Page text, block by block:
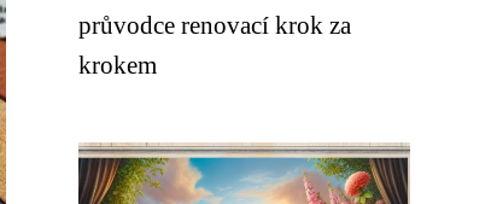
průvodce renovací krok za
krokem